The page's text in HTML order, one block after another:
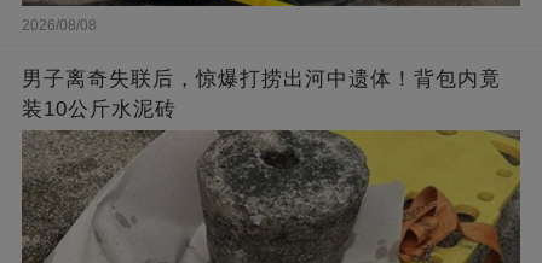
2026/08/08
男子离奇失联后，惊爆打捞出河中遗体！背包内竟
装10公斤水泥砖